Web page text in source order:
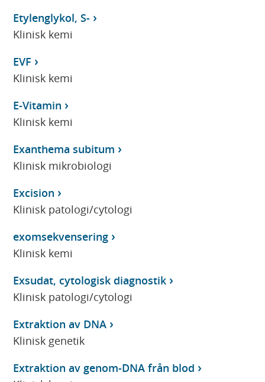
Etylenglykol, S-
Klinisk kemi
EVF
Klinisk kemi
E-Vitamin
Klinisk kemi
Exanthema subitum
Klinisk mikrobiologi
Excision
Klinisk patologi/cytologi
exomsekvensering
Klinisk kemi
Exsudat, cytologisk diagnostik
Klinisk patologi/cytologi
Extraktion av DNA
Klinisk genetik
Extraktion av genom-DNA från blod